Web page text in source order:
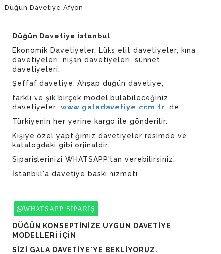
Düğün Davetiye Afyon
Düğün Davetiye İstanbul
Ekonomik Davetiyeler, Lüks elit davetiyeler, kına
davetiyeleri, nişan davetiyeleri, sünnet
davetiyeleri,
Şeffaf davetiye, Ahşap düğün davetiye,
farklı ve şık birçok model bulabileceğiniz
davetiyeler
www.galadavetiye.com.tr
de
Türkiyenin her yerine kargo ile gönderilir.
Kişiye özel yaptığımız davetiyeler resimde ve
katalogdaki gibi orjinaldir.
Siparişlerinizi WHATSAPP'tan verebilirsiniz.
İstanbul'a davetiye baskı hizmeti
WHATSAPP SİPARİŞ
DÜĞÜN KONSEPTİNİZE UYGUN DAVETİYE
MODELLERİ İÇİN
SİZİ GALA DAVETİYE'YE BEKLİYORUZ.